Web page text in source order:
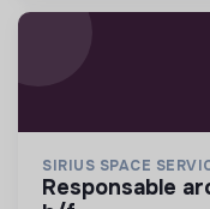
SIRIUS SPACE
responsable architecture système lanceur